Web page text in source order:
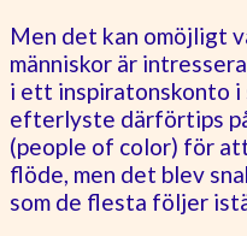
Men det kan omöjligt
människor är
i ett inspiratonskonto i
efterlyste därförtips
(people of color) för
flöde, men det blev
som de flesta följer